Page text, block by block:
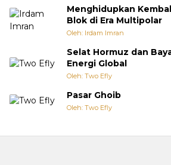
Menghidupkan
Blok di Era Multipolar
Oleh: Irdam Imran
Selat Hormuz dan
Energi Global
Oleh: Two Efly
Pasar Ghoib
Oleh: Two Efly